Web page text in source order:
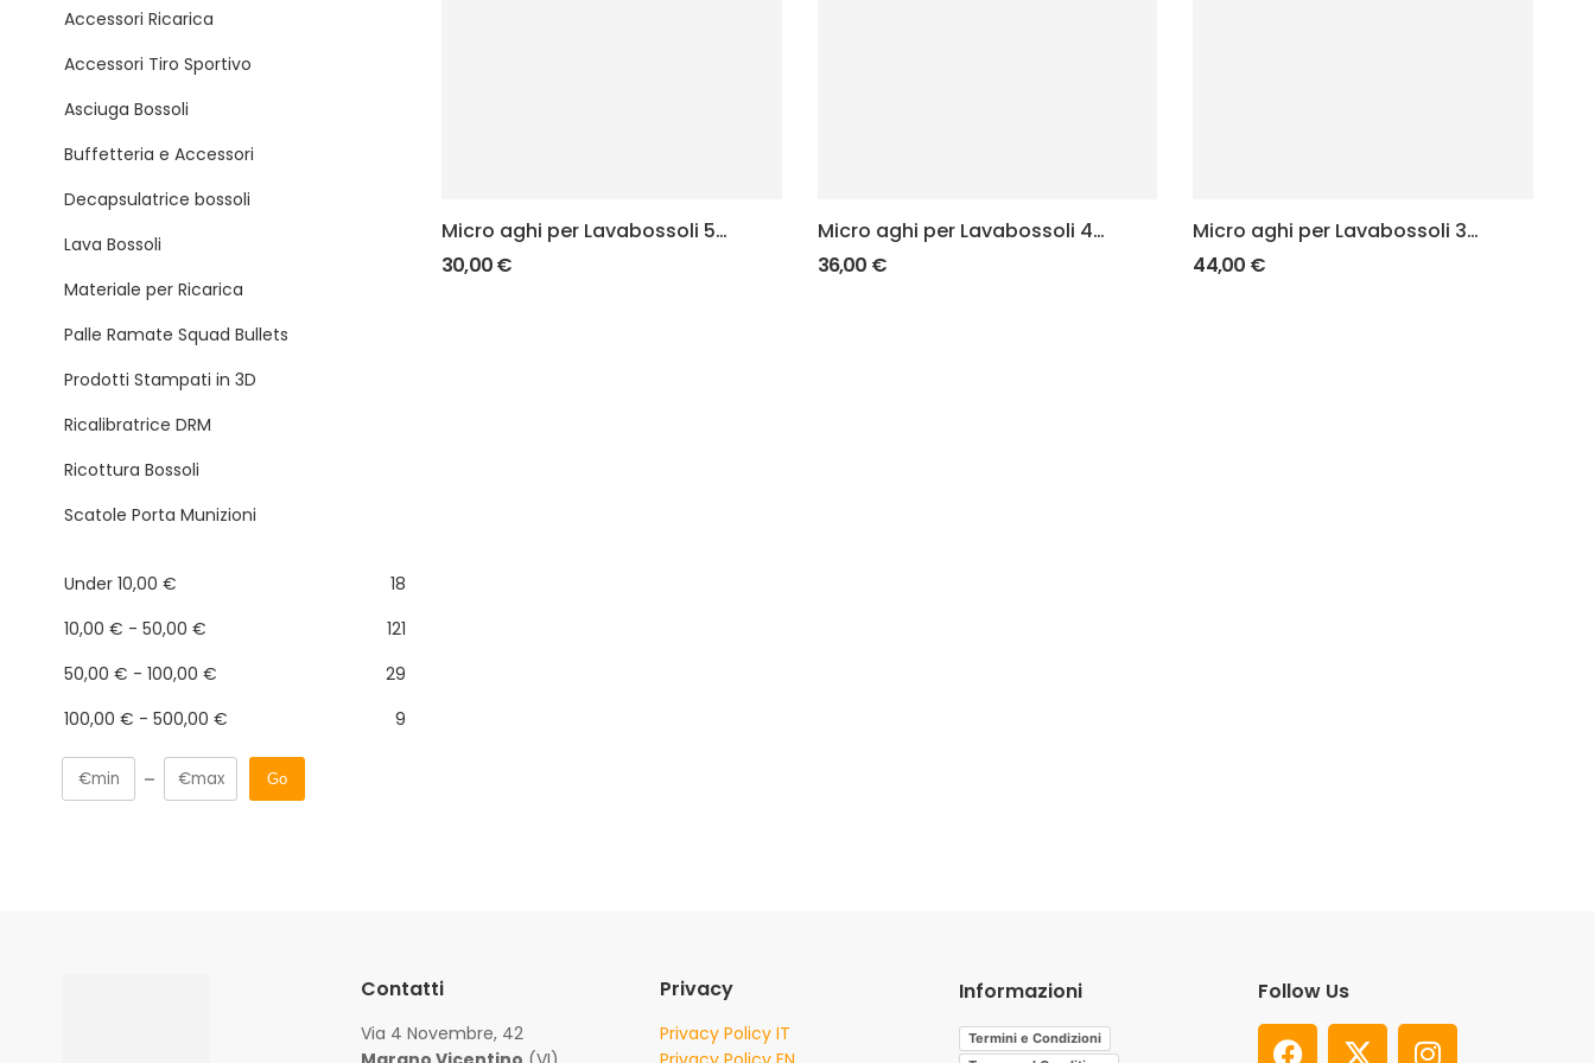
Accessori Ricarica
Accessori Tiro Sportivo
Asciuga Bossoli
Buffetteria e Accessori
Decapsulatrice bossoli
Lava Bossoli
Materiale per Ricarica
Palle Ramate Squad Bullets
Prodotti Stampati in 3D
Ricalibratrice DRM
Ricottura Bossoli
Scatole Porta Munizioni
Under 10,00 €
18
10,00 € - 50,00 €
121
50,00 € - 100,00 €
29
100,00 € - 500,00 € 9
Go
Micro aghi per Lavabossoli 5
mm
30,00€
Micro aghi per Lavabossoli 4
mm
36,00 €
Micro aghi per Lavabossoli 3
mm
44,00 €
Contatti
Via 4 Novembre, 42
Privacy
Privacy Policy IT
Informazioni
Termini e Condizioni
Follow Us